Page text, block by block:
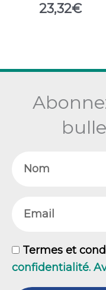
23,32€
GDPR
Termes et
confidentialité.